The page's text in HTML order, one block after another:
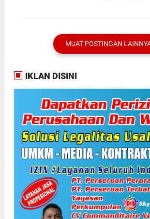
TEPUK MEJA
MUAT POSTINGAN
IKLAN DISINI